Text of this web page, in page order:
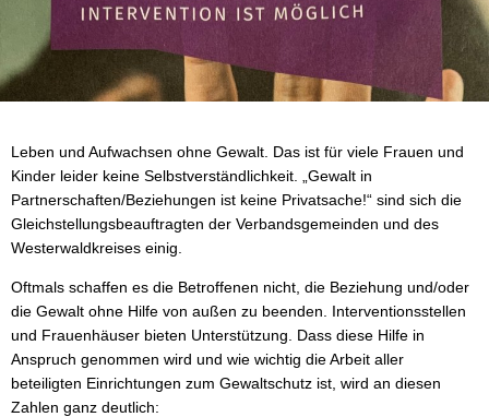
Leben und Aufwachsen ohne Gewalt. Das ist für viele Frauen und
Kinder leider keine Selbstverständlichkeit. „Gewalt in
Partnerschaften/Beziehungen ist keine Privatsache!“ sind sich die
Gleichstellungsbeauftragten der Verbandsgemeinden und des
Westerwaldkreises einig.
Oftmals schaffen es die Betroffenen nicht, die Beziehung und/oder
die Gewalt ohne Hilfe von außen zu beenden. Interventionsstellen
und Frauenhäuser bieten Unterstützung. Dass diese Hilfe in
Anspruch genommen wird und wie wichtig die Arbeit aller
beteiligten Einrichtungen zum Gewaltschutz ist, wird an diesen
Zahlen ganz deutlich: